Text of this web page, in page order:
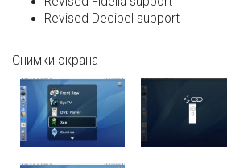
Revised Decibel support
Снимки экрана